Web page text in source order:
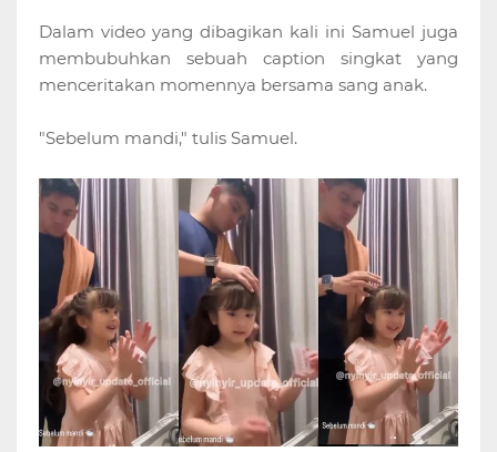
Dalam video yang dibagikan kali ini Samuel juga
membubuhkan sebuah caption singkat yang
menceritakan momennya bersama sang anak.
"Sebelum mandi," tulis Samuel.